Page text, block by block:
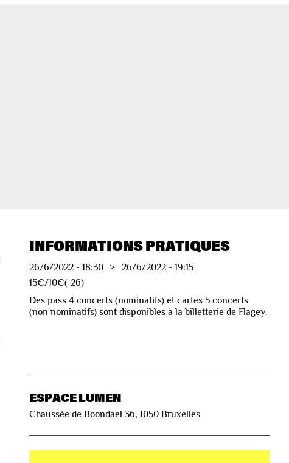
INFORMATIONS PRATIQUES
26/6/2022 -18:30 > 26/6/2022 -19:15
15€/10€(-26)
Des pass 4 concerts (nominatifs) et cartes 5 concerts
(non nominatifs) sont disponibles à la billetterie de Flagey.
ESPACE LUMEN
Chaussée de Boondael 36, 1050 Bruxelles